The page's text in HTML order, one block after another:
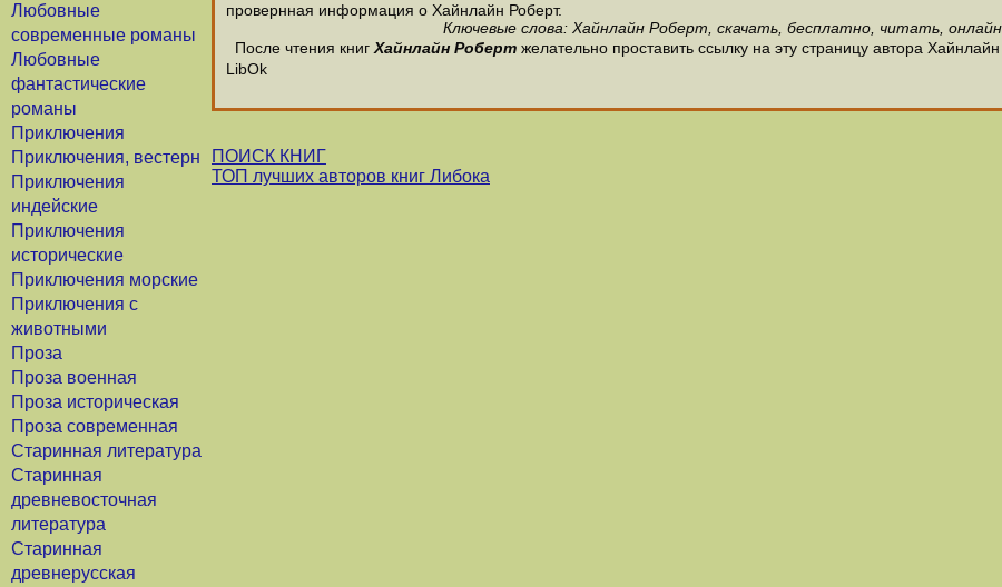
Любовные
современные романы
Любовные
фантастические
романы
Приключения
Приключения, вестерн
Приключения
индейские
Приключения
исторические
Приключения морские
Приключения с
животными
Проза
Проза военная
Проза историческая
Проза современная
Старинная литература
Старинная
древневосточная
литература
Старинная
древнерусская
провернная информация о Хайнлайн Роберт.
Ключевые слова: Хайнлайн Роберт, скачать, бесплатно, читать,
После чтения книгХайнлайн Роберт желательно проставить ссылку на эту страницу автора
LibOk
ПОИСК КНИГ
ТОП лучших авторов книг Либока